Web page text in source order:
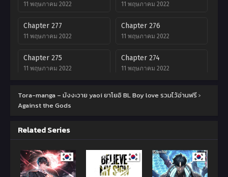
11 พฤษภาคม 2022 11 พฤษภาคม 2022
Chapter 277
11 พฤษภาคม 2022
Chapter 276
11 พฤษภาคม 2022
Chapter 275
11 พฤษภาคม 2022
Chapter 274
11 พฤษภาคม 2022
11 พฤษภาคม 2022 11 พฤษภาคม 2022
11 พฤษภาคม 2022
Chapter 269
11 พฤษภาคม 2022
Chapter 268
11 พฤษภาคม 2022
Tora-manga – มังงะวาย yaoi ยาโยอิ BL Boy love รวมไว้อ่านฟรี ›
Against the Gods
Related Series